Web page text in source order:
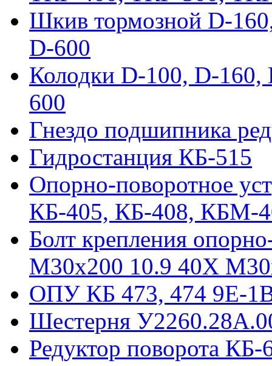
Шкив тормозной D-
D-600
Колодки D-100, D-
600
Гнездо подшипника
Гидростанция КБ-515
Опорно-поворотное
КБ-405, КБ-408, КБМ-
Болт крепления
М30х200 10.9 40Х
ОПУ КБ 473, 474 9E-
Шестерня
Редуктор поворота КБ-